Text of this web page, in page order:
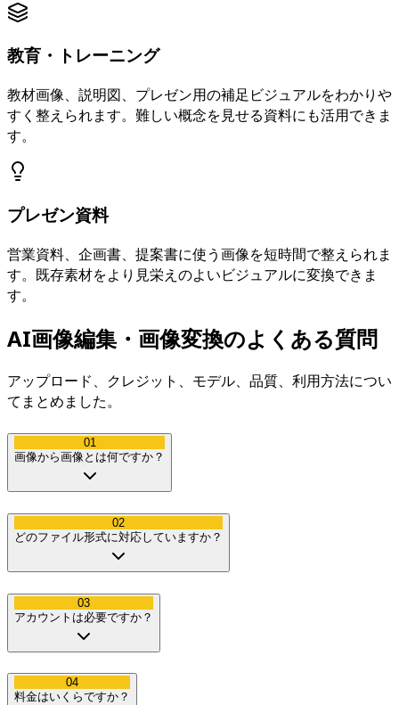
教育・トレーニング
教材画像、説明図、プレゼン用の補足ビジュアルをわかりや
すく整えられます。難しい概念を見せる資料にも活用できま
す。
プレゼン資料
営業資料、企画書、提案書に使う画像を短時間で整えられま
す。既存素材をより見栄えのよいビジュアルに変換できま
す。
AI画像編集・画像変換のよくある質問
アップロード、クレジット、モデル、品質、利用方法につい
てまとめました。
01
画像から画像とは何ですか？
02
どのファイル形式に対応していますか？
03
アカウントは必要ですか？
04
料金はいくらですか？